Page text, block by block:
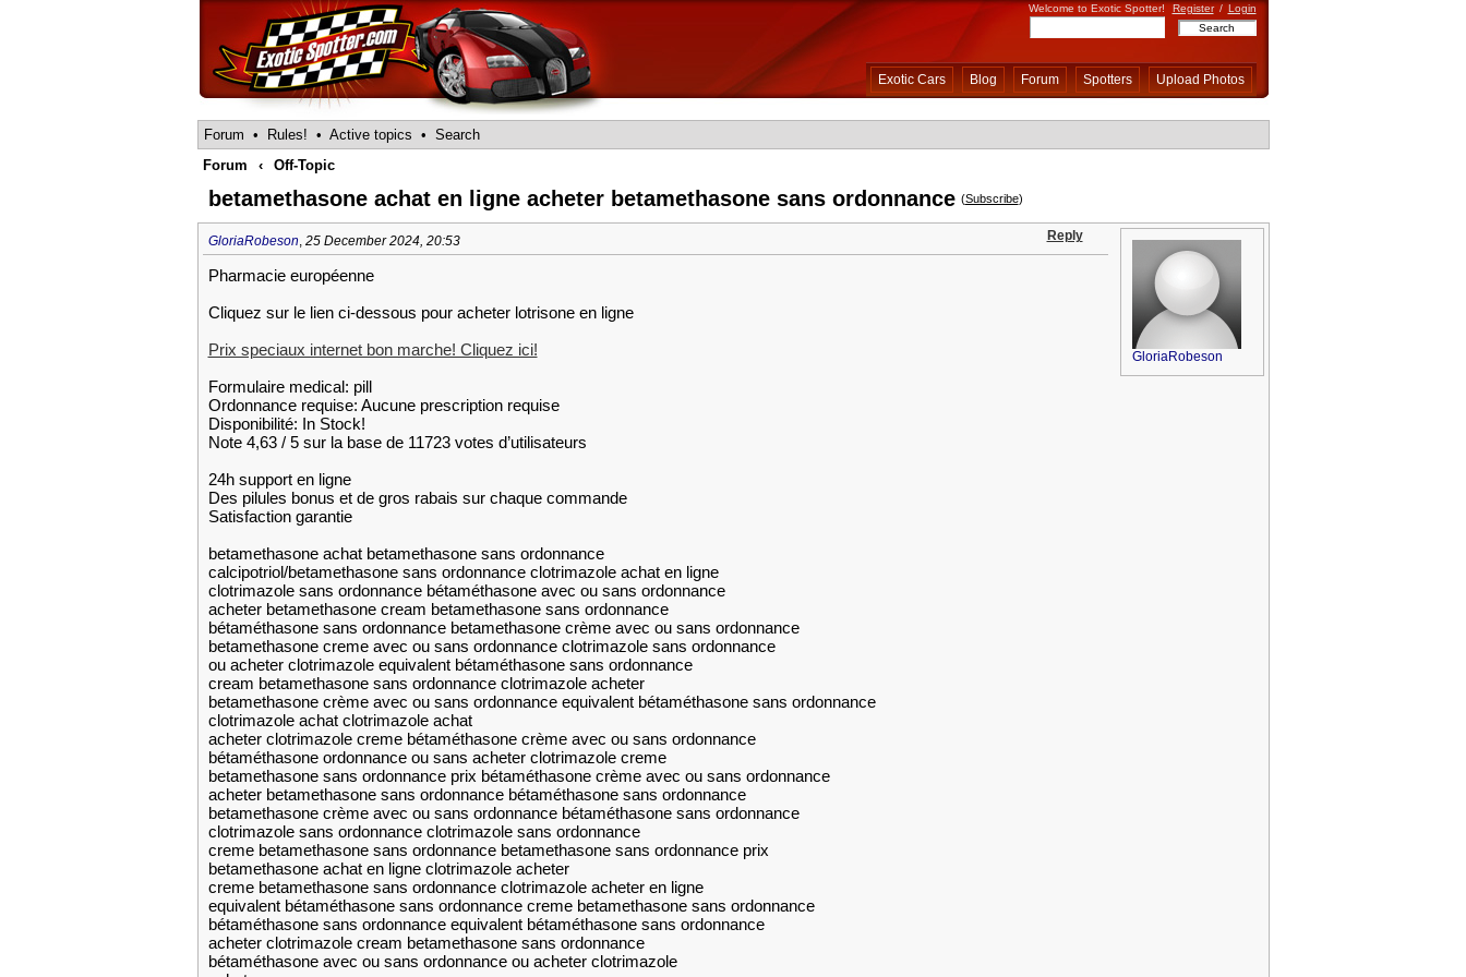
Welcome to Exotic Spotter! Register / Login
Exotic Cars Blog Forum Spotters Upload Photos
Forum • Rules! • Active topics • Search
Forum
‹ Off-Topic
betamethasone achat en ligne acheter betamethasone sans ordonnance (Subscribe)
GloriaRobeson, 25 December 2024, 20:53 Reply
Pharmacie européenne
Cliquez sur le lien ci-dessous pour acheter lotrisone en ligne
Prix speciaux internet bon marche! Cliquez ici!
Formulaire medical: pill
Ordonnance requise: Aucune prescription requise
Disponibilité: In Stock!
Note 4,63 / 5 sur la base de 11723 votes d’utilisateurs
24h support en ligne
Des pilules bonus et de gros rabais sur chaque commande
Satisfaction garantie
betamethasone achat betamethasone sans ordonnance
calcipotriol/betamethasone sans ordonnance clotrimazole achat en ligne
clotrimazole sans ordonnance bétaméthasone avec ou sans ordonnance
acheter betamethasone cream betamethasone sans ordonnance
bétaméthasone sans ordonnance betamethasone crème avec ou sans ordonnance
betamethasone creme avec ou sans ordonnance clotrimazole sans ordonnance
ou acheter clotrimazole equivalent bétaméthasone sans ordonnance
cream betamethasone sans ordonnance clotrimazole acheter
betamethasone crème avec ou sans ordonnance equivalent bétaméthasone sans ordonnance
clotrimazole achat clotrimazole achat
acheter clotrimazole creme bétaméthasone crème avec ou sans ordonnance
bétaméthasone ordonnance ou sans acheter clotrimazole creme
betamethasone sans ordonnance prix bétaméthasone crème avec ou sans ordonnance
acheter betamethasone sans ordonnance bétaméthasone sans ordonnance
betamethasone crème avec ou sans ordonnance bétaméthasone sans ordonnance
clotrimazole sans ordonnance clotrimazole sans ordonnance
creme betamethasone sans ordonnance betamethasone sans ordonnance prix
betamethasone achat en ligne clotrimazole acheter
creme betamethasone sans ordonnance clotrimazole acheter en ligne
equivalent bétaméthasone sans ordonnance creme betamethasone sans ordonnance
bétaméthasone sans ordonnance equivalent bétaméthasone sans ordonnance
acheter clotrimazole cream betamethasone sans ordonnance
bétaméthasone avec ou sans ordonnance ou acheter clotrimazole
GloriaRobeson